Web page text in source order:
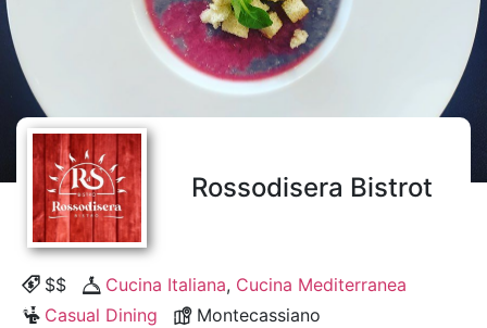
Rossodisera Bistrot
$$ Cucina Italiana, Cucina Mediterranea
Casual Dining
Montecassiano